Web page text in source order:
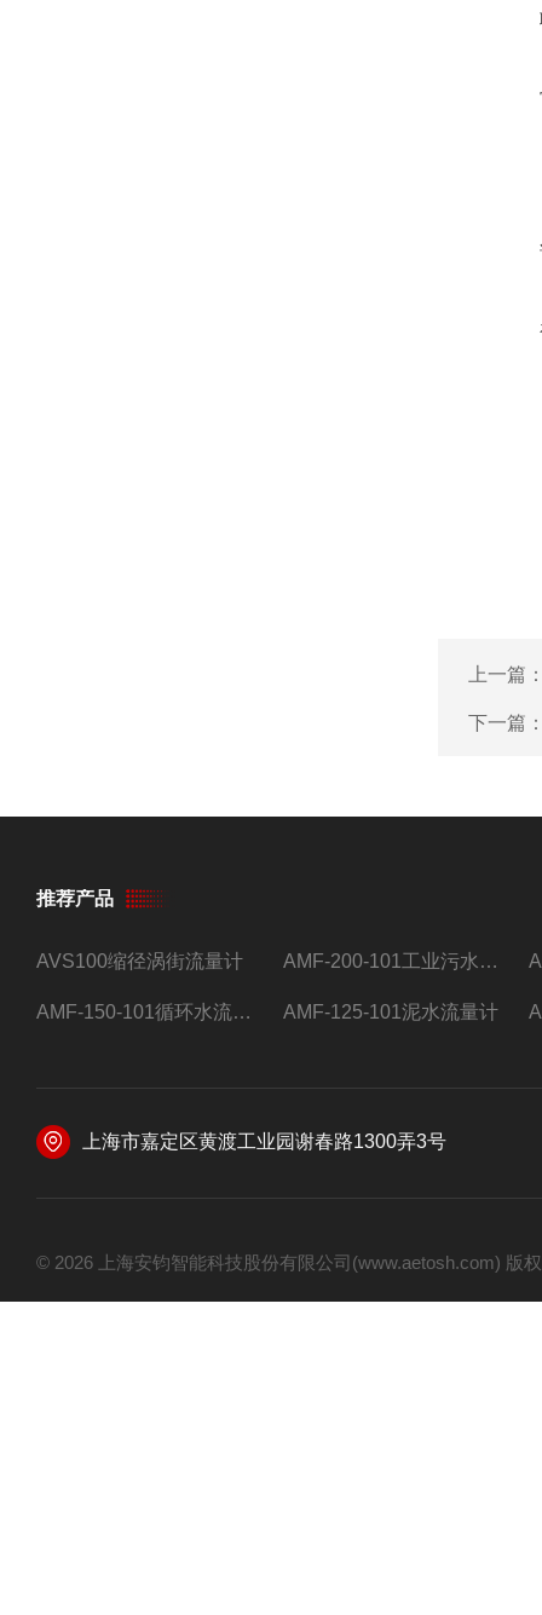
上一篇
下一篇
推荐产品
AVS100缩径涡街流量计 AMF-200-101工业污水流量计
AMF-150-101循环水流量计,电磁流量计 AMF-125-101泥水流量计
上海市嘉定区黄渡工业园谢春路1300弄3号
© 2026 上海安钧智能科技股份有限公司(www.aetosh.com)